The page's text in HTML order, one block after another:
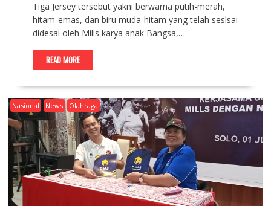
Tiga Jersey tersebut yakni berwarna putih-merah,
hitam-emas, dan biru muda-hitam yang telah seslsai
didesai oleh Mills karya anak Bangsa,…
READ MORE
Nasional News Olahraga